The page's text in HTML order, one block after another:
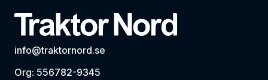
info@traktornord.se
Org: 556782-9345